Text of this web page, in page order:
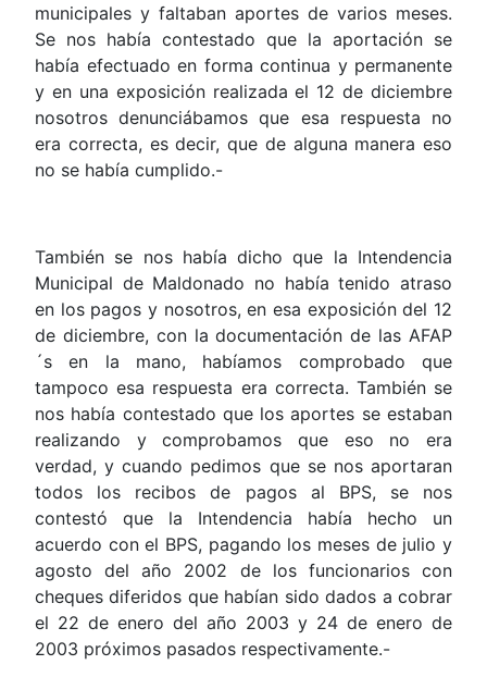
municipales y faltaban aportes de varios meses.
Se nos había contestado que la aportación se
había efectuado en forma continua y permanente
y en una exposición realizada el 12 de diciembre
nosotros denunciábamos que esa respuesta no
era correcta, es decir, que de alguna manera eso
no se había cumplido.-
También se nos había dicho que la Intendencia
Municipal de Maldonado no había tenido atraso
en los pagos y nosotros, en esa exposición del 12
de diciembre, con la documentación de las AFAP
´s en la mano, habíamos comprobado que
tampoco esa respuesta era correcta. También se
nos había contestado que los aportes se estaban
realizando y comprobamos que eso no era
verdad, y cuando pedimos que se nos aportaran
todos los recibos de pagos al BPS, se nos
contestó que la Intendencia había hecho un
acuerdo con el BPS, pagando los meses de julio y
agosto del año 2002 de los funcionarios con
cheques diferidos que habían sido dados a cobrar
el 22 de enero del año 2003 y 24 de enero de
2003 próximos pasados respectivamente.-